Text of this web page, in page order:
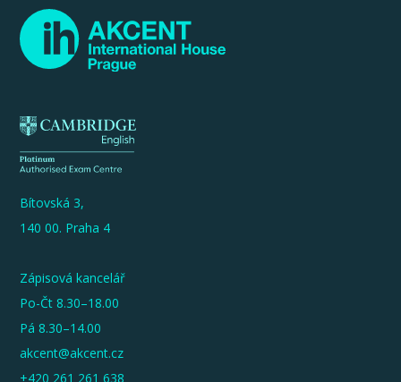
Bítovská 3,
140 00. Praha 4
Zápisová kancelář
Po-Čt 8.30–18.00
Pá 8.30–14.00
akcent@akcent.cz
+420 261 261 638